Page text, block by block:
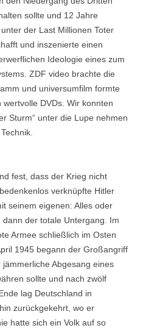
sollte und 12 Jahre
der Last Millionen Toter
und inszenierte einen
Ideologie eines zum
ZDF video brachte die
und universumfilm formte
DVDs. Wir konnten
Sturm“ unter die Lupe nehmen
fest, dass der Krieg nicht
verknüpfte Hitler
seinem eigenen: Alles oder
der totale Untergang. Im
Armee schließlich im Osten
1945 begann der Großangriff
Abgesang eines
sollte und nach zwölf
lag Deutschland in
zurückgekehrt, wo er
hatte sich ein Volk auf so